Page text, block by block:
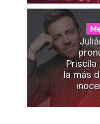
Priscila
la más